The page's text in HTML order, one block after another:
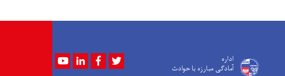
اداره
آمادگی مبارزه با حوادث
YoutubeLinkedInFacebook